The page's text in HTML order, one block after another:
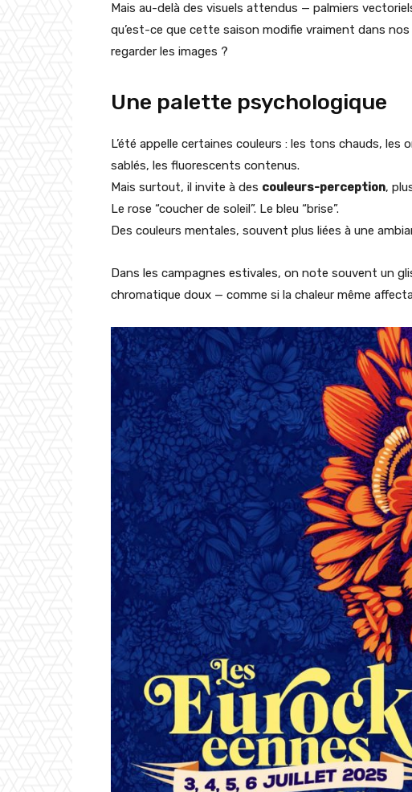
Mais au-delà des visuels attendus — palmiers
qu’est-ce que cette saison modifie vraiment dans
regarder les images ?
Une palette psychologique
L’été appelle certaines couleurs : les tons chauds,
sablés, les fluorescents contenus.
Mais surtout, il invite à des couleurs-perception,
Le rose “coucher de soleil”. Le bleu “brise”.
Des couleurs mentales, souvent plus liées à une
Dans les campagnes estivales, on note souvent un
chromatique doux — comme si la chaleur même